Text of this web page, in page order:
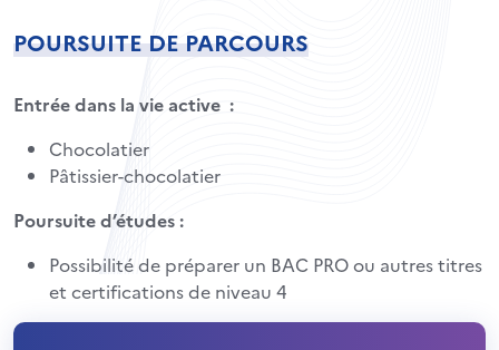
POURSUITE DE PARCOURS
Entrée dans la vie active :
Chocolatier
Pâtissier-chocolatier
Poursuite d’études :
Possibilité de préparer un BAC PRO ou autres titres
et certifications de niveau 4